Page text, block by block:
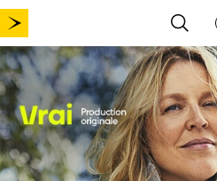
Aller
au
contenu